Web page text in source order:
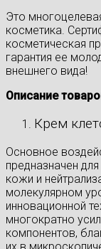
Это
косметика.
косметическая
гарантия ее
внешнего вида!
Описание
Крем
Основное
предназначен
кожи и
молекулярном
инновационной
многократно
компонентов,
их в